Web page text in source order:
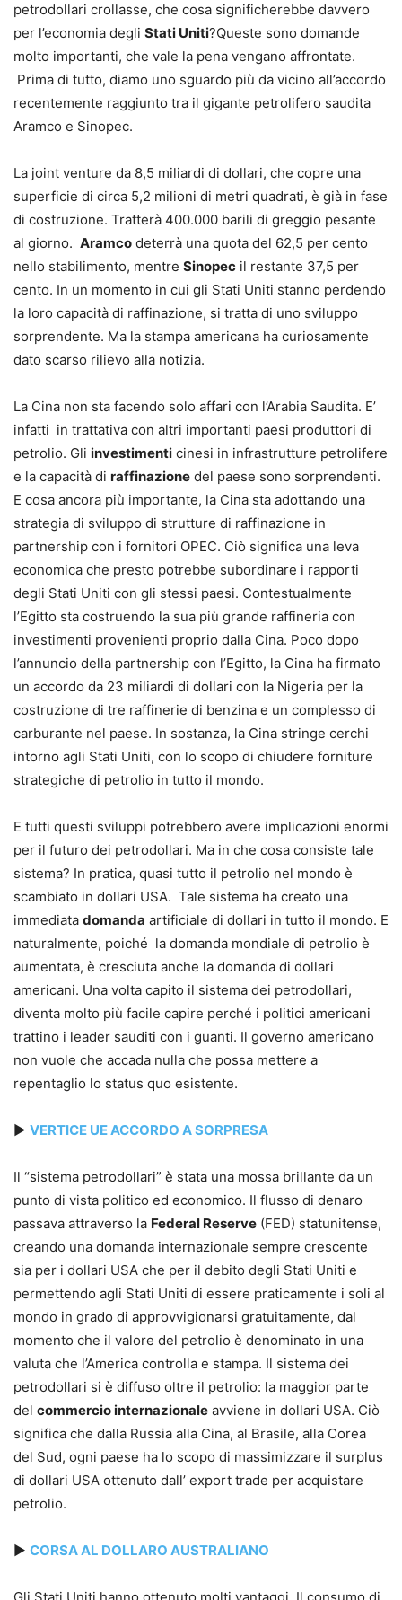
petrodollari crollasse, che cosa significherebbe davvero
per l’economia degli Stati Uniti?Queste sono domande
molto importanti, che vale la pena vengano affrontate.
Prima di tutto, diamo uno sguardo più da vicino all’accordo
recentemente raggiunto tra il gigante petrolifero saudita
Aramco e Sinopec.
La joint venture da 8,5 miliardi di dollari, che copre una
superficie di circa 5,2 milioni di metri quadrati, è già in fase
di costruzione. Tratterà 400.000 barili di greggio pesante
al giorno. Aramco deterrà una quota del 62,5 per cento
nello stabilimento, mentre Sinopec il restante 37,5 per
cento. In un momento in cui gli Stati Uniti stanno perdendo
la loro capacità di raffinazione, si tratta di uno sviluppo
sorprendente. Ma la stampa americana ha curiosamente
dato scarso rilievo alla notizia.
La Cina non sta facendo solo affari con l’Arabia Saudita. E’
infatti in trattativa con altri importanti paesi produttori di
petrolio. Gli investimenti cinesi in infrastrutture petrolifere
e la capacità di raffinazione del paese sono sorprendenti.
E cosa ancora più importante, la Cina sta adottando una
strategia di sviluppo di strutture di raffinazione in
partnership con i fornitori OPEC. Ciò significa una leva
economica che presto potrebbe subordinare i rapporti
degli Stati Uniti con gli stessi paesi. Contestualmente
l’Egitto sta costruendo la sua più grande raffineria con
investimenti provenienti proprio dalla Cina. Poco dopo
l’annuncio della partnership con l’Egitto, la Cina ha firmato
un accordo da 23 miliardi di dollari con la Nigeria per la
costruzione di tre raffinerie di benzina e un complesso di
carburante nel paese. In sostanza, la Cina stringe cerchi
intorno agli Stati Uniti, con lo scopo di chiudere forniture
strategiche di petrolio in tutto il mondo.
E tutti questi sviluppi potrebbero avere implicazioni enormi
per il futuro dei petrodollari. Ma in che cosa consiste tale
sistema? In pratica, quasi tutto il petrolio nel mondo è
scambiato in dollari USA. Tale sistema ha creato una
immediata domanda artificiale di dollari in tutto il mondo. E
naturalmente, poiché la domanda mondiale di petrolio è
aumentata, è cresciuta anche la domanda di dollari
americani. Una volta capito il sistema dei petrodollari,
diventa molto più facile capire perché i politici americani
trattino i leader sauditi con i guanti. Il governo americano
non vuole che accada nulla che possa mettere a
repentaglio lo status quo esistente.
► VERTICE UE ACCORDO A SORPRESA
Il “sistema petrodollari” è stata una mossa brillante da un
punto di vista politico ed economico. Il flusso di denaro
passava attraverso la Federal Reserve (FED) statunitense,
creando una domanda internazionale sempre crescente
sia per i dollari USA che per il debito degli Stati Uniti e
permettendo agli Stati Uniti di essere praticamente i soli al
mondo in grado di approvvigionarsi gratuitamente, dal
momento che il valore del petrolio è denominato in una
valuta che l’America controlla e stampa. Il sistema dei
petrodollari si è diffuso oltre il petrolio: la maggior parte
del commercio internazionale avviene in dollari USA. Ciò
significa che dalla Russia alla Cina, al Brasile, alla Corea
del Sud, ogni paese ha lo scopo di massimizzare il surplus
di dollari USA ottenuto dall’ export trade per acquistare
petrolio.
► CORSA AL DOLLARO AUSTRALIANO